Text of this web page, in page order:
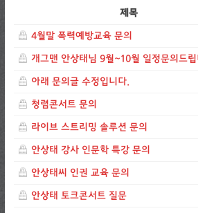
제목
4월말 폭력예방교육 문의
개그맨 안상태님 9월~10월 일정문의드립
아래 문의글 수정입니다.
청렴콘서트 문의
라이브 스트리밍 솔루션 문의
안상태 강사 인문학 특강 문의
안상태씨 인권 교육 문의
안상태 토크콘서트 질문